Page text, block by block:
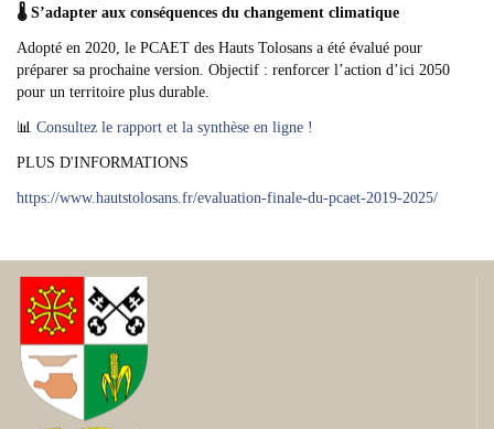
🌡️ S’adapter aux conséquences du changement climatique
Adopté en 2020, le PCAET des Hauts Tolosans a été évalué pour
préparer sa prochaine version. Objectif : renforcer l’action d’ici 2050
pour un territoire plus durable.
📊 Consultez le rapport et la synthèse en ligne !
PLUS D'INFORMATIONS
https://www.hautstolosans.fr/evaluation-finale-du-pcaet-2019-2025/